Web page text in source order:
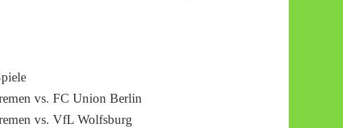
vs. FC Union Berlin
vs. VfL Wolfsburg